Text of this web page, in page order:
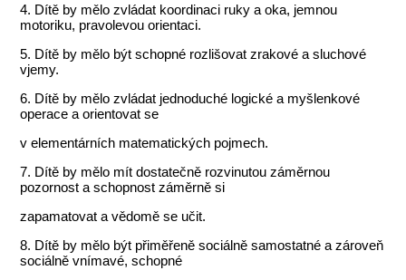
4. Dítě by mělo zvládat koordinaci ruky a oka, jemnou
motoriku, pravolevou orientaci.
5. Dítě by mělo být schopné rozlišovat zrakové a sluchové
vjemy.
6. Dítě by mělo zvládat jednoduché logické a myšlenkové
operace a orientovat se
v elementárních matematických pojmech.
7. Dítě by mělo mít dostatečně rozvinutou záměrnou
pozornost a schopnost záměrně si
zapamatovat a vědomě se učit.
8. Dítě by mělo být přiměřeně sociálně samostatné a zároveň
sociálně vnímavé, schopné